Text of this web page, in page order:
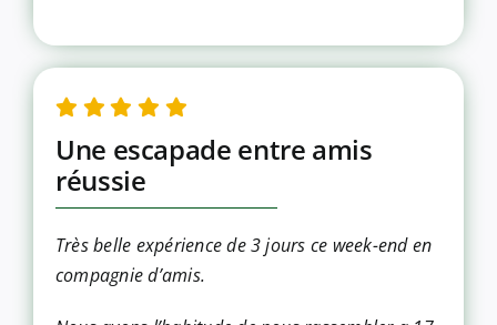
Une escapade entre amis
réussie
Très belle expérience de 3 jours ce week-end en
compagnie d’amis.